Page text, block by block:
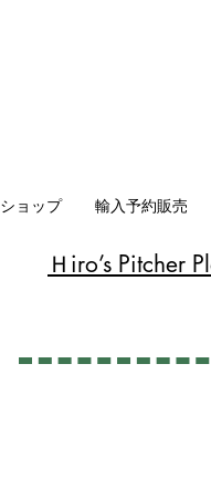
ショップ 輸入予約販売
Ｈiro’s Pitcher